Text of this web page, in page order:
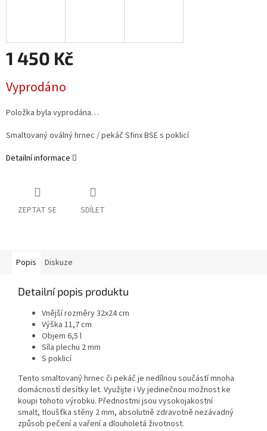
1 450 Kč
cena:
Vyprodáno
Položka byla vyprodána…
Smaltovaný oválný hrnec / pekáč Sfinx BSE s poklicí
Detailní informace
ZEPTAT SE SDÍLET
Popis Diskuze
Detailní popis produktu
Vnější rozměry 32x24 cm
Výška 11,7 cm
Objem 6,5 l
Síla plechu 2 mm
S poklicí
Tento smaltovaný hrnec či pekáč je nedílnou součástí mnoha
domácností desítky let. Využijte i Vy jedinečnou možnost ke
koupi tohoto výrobku. Přednostmi jsou vysokojakostní
smalt, tloušťka stěny 2 mm, absolutně zdravotně nezávadný
způsob pečení a vaření a dlouholetá životnost.